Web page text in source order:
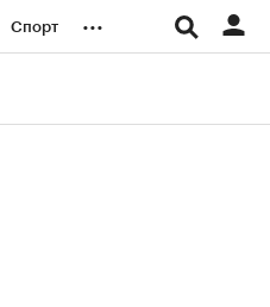
Спорт ...